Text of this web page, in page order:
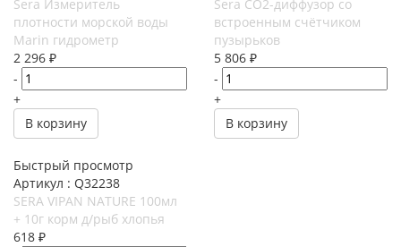
Sera Измеритель
плотности морской воды
Marin гидрометр
2 296 ₽
-
+
В корзину
Sera CO2-диффузор со
встроенным счётчиком
пузырьков
5 806 ₽
-
+
В корзину
Быстрый просмотр
Артикул : Q32238
SERA VIPAN NATURE 100мл
+ 10г корм д/рыб хлопья
618 ₽